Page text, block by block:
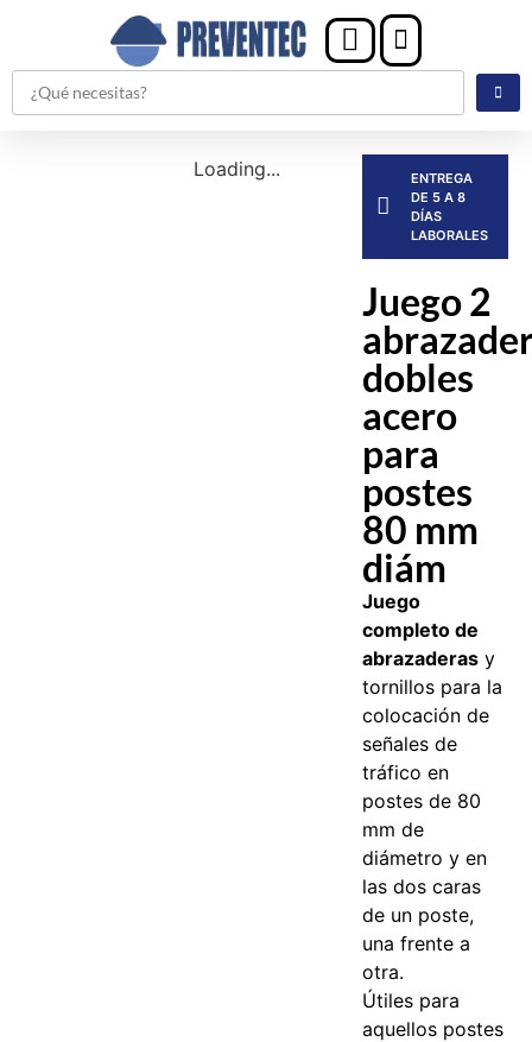
Loading...
ENTREGA
DE 5 A 8
DÍAS
LABORALES
Juego 2
dobles
acero
para
postes
80 mm
diám
Juego
completo de
abrazaderas y
tornillos para la
colocación de
señales de
tráfico en
postes de 80
mm de
diámetro y en
las dos caras
de un poste,
una frente a
otra.
Útiles para
aquellos postes